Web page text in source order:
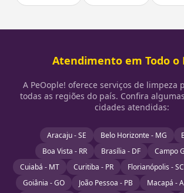
Atendimento em Todo o
A PeOople! oferece serviços de limpeza
todas as regiões do país. Confira
cidades atendidas:
Aracaju - SE Belo Horizonte - MG
Boa Vista - RR
Brasília - DF
Campo
Cuiabá - MT
Curitiba - PR Florianópolis - SC
Goiânia - GO
João Pessoa - PB Macapá -